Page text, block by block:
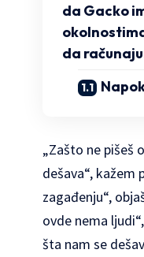
da Gacko
da
„Zašto ne pišeš
dešava“, kažem
zagađenju“,
ovde nema
šta nam se